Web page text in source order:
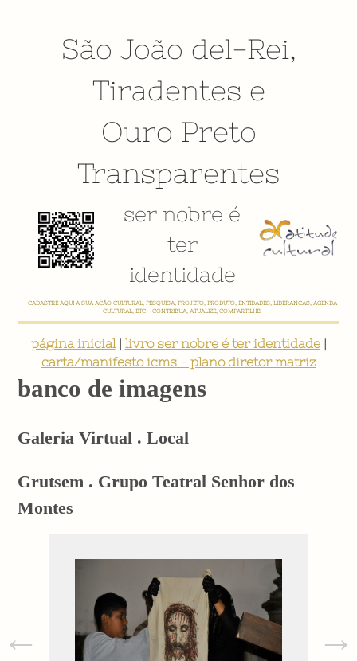
São João del-Rei,
Tiradentes e
Ouro Preto
Transparentes
ser nobre é
ter
identidade
CADASTRE AQUI A SUA AÇÃO CULTURAL, PESQUISA, PROJETO, PRODUTO, ENTIDADES, LIDERANÇAS, AGENDA
CULTURAL, ETC - CONTRIBUA, ATUALIZE, COMPARTILHE!
página inicial| livro ser nobre é ter identidade|
carta/manifesto icms - plano diretor matriz
banco de imagens
Galeria Virtual . Local
Grutsem . Grupo Teatral Senhor dos
Montes
← →